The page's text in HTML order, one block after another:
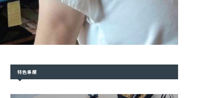
特色專欄